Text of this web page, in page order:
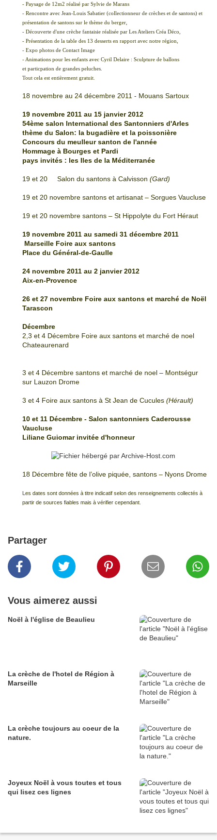
- Paysage de 12m2 réalisé par Sylvie de Marans
- Rencontre avec Jean-Louis Sabatier (collectionneur de crèches et de santons) et
présentation de santons sur le thème du berger,
- Découverte d'une crèche fantaisie réalisée par Les Ateliers Créa Déco,
- Présentation de la table des 13 desserts en rapport avec notre région,
- Expo photos de Contact Image
- Animations pour les enfants avec Cyril Delaire : Sculpture de ballons
et particpation de grandes peluches.
Tout cela est entièrement gratuit.
18 novembre au 24 décembre 2011 - Mouans Sartoux
19 novembre 2011 au 15 janvier 2012
54ème salon International des Santonniers d'Arles
thème du Salon: la bugadière et la poissonière
Concours du meulleur santon de l'année
Hommage à Bourges et Pardi
pays invités : les Iles de la Méditerranée
19 et 20 Salon du santons à Calvisson (Gard)
19 et 20 novembre santons et artisanat – Sorgues Vaucluse
19 et 20 novembre santons – St Hippolyte du Fort Héraut
19 novembre 2011 au samedi 31 décembre 2011
Marseille Foire aux santons
Place du Général-de-Gaulle
24 novembre 2011 au 2 janvier 2012
Aix-en-Provence
26 et 27 novembre Foire aux santons et marché de Noël
Tarascon
Décembre
2,3 et 4 Décembre Foire aux santons et marché de noel
Chateaurenard
3 et 4 Décembre santons et marché de noel – Montségur
sur Lauzon Drome
3 et 4 Foire aux santons à St Jean de Cucules (Hérault)
10 et 11 Décembre - Salon santonniers Caderousse
Vaucluse
Liliane Guiomar invitée d'honneur
18 Décembre fête de l’olive piquée, santons – Nyons Drome
Les dates sont données à titre indicatif selon des renseignements collectés à
partir de sources fiables mais à vérifier cependant.
Partager
Vous aimerez aussi
Noël à l'église de Beaulieu
La crèche de l'hotel de Région à
Marseille
La crèche toujours au coeur de la
nature.
Joyeux Noël à vous toutes et tous
qui lisez ces lignes